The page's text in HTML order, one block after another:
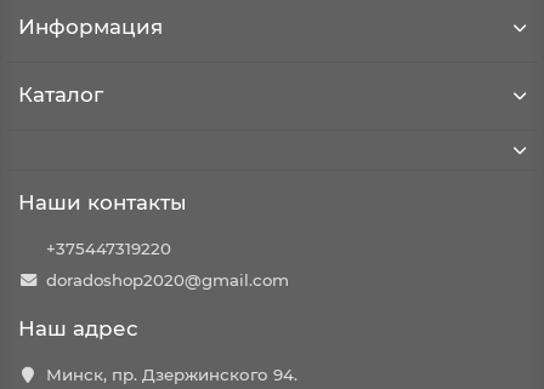
Информация
Каталог
Наши контакты
+375447319220
doradoshop2020@gmail.com
Наш адрес
Минск, пр. Дзержинского 94.